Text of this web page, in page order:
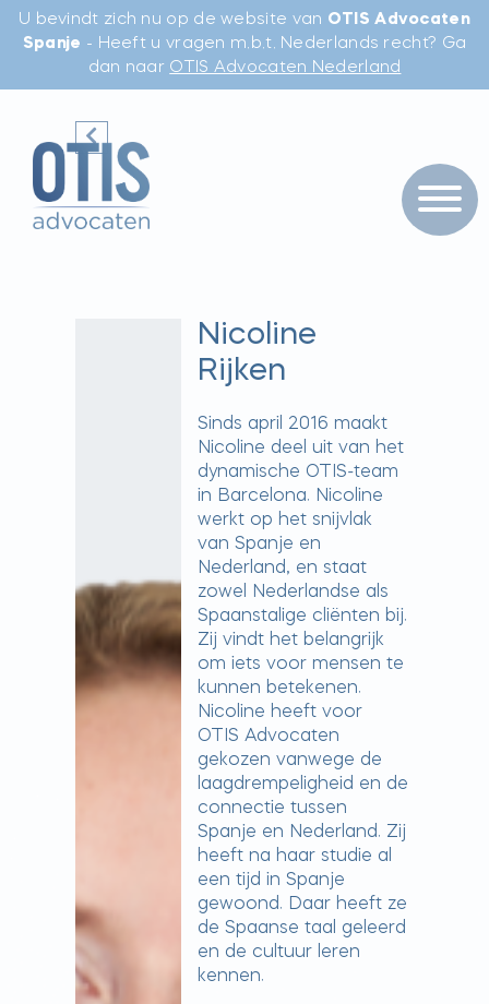
U bevindt zich nu op de website van OTIS Advocaten
Spanje - Heeft u vragen m.b.t. Nederlands recht? Ga
dan naar OTIS Advocaten Nederland
Nicoline
Rijken
Sinds april 2016 maakt
Nicoline deel uit van het
dynamische OTIS-team
in Barcelona. Nicoline
werkt op het snijvlak
van Spanje en
Nederland, en staat
zowel Nederlandse als
Spaanstalige cliënten bij.
Zij vindt het belangrijk
om iets voor mensen te
kunnen betekenen.
Nicoline heeft voor
OTIS Advocaten
gekozen vanwege de
laagdrempeligheid en de
connectie tussen
Spanje en Nederland. Zij
heeft na haar studie al
een tijd in Spanje
gewoond. Daar heeft ze
de Spaanse taal geleerd
en de cultuur leren
kennen.